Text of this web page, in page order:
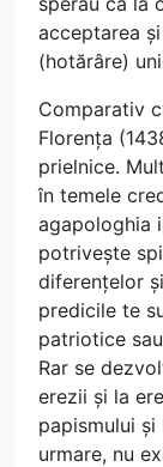
acceptarea și
(hotărâre)
Comparativ
Florența
prielnice.
în temele
agapologhia
potrivește
diferențelor
predicile te
patriotice
Rar se
erezii și la
papismului și
urmare, nu